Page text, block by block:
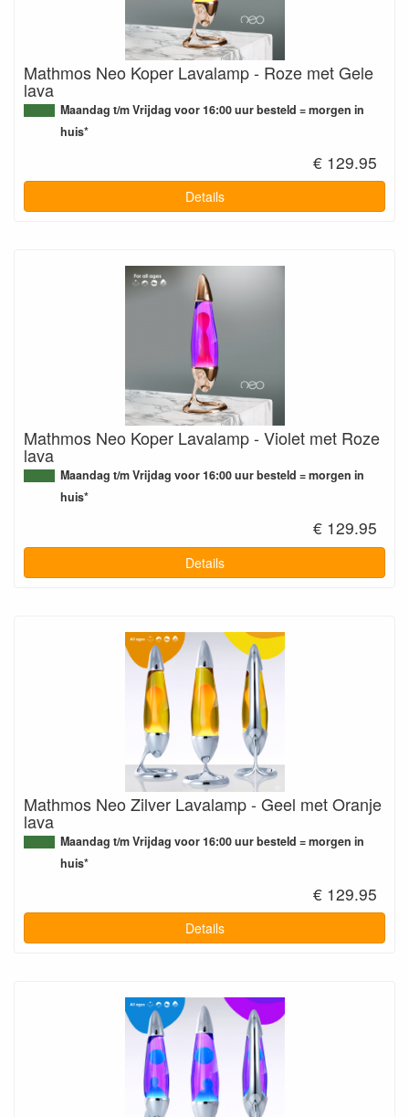
Mathmos Neo Koper Lavalamp - Roze met Gele
lava
Maandag t/m Vrijdag voor 16:00 uur besteld = morgen in
huis*
€ 129.95
Details
Mathmos Neo Koper Lavalamp - Violet met Roze
lava
Maandag t/m Vrijdag voor 16:00 uur besteld = morgen in
huis*
€ 129.95
Details
Mathmos Neo Zilver Lavalamp - Geel met Oranje
lava
Maandag t/m Vrijdag voor 16:00 uur besteld = morgen in
huis*
€ 129.95
Details